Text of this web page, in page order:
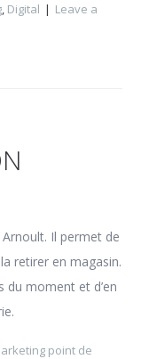
, Digital
Leave a
Il permet de
retirer en magasin.
du moment et d’en
point de